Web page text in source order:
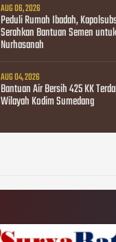
AUG 06, 2026
Peduli Rumah Ibadah,
Serahkan Bantuan Semen
Nurhasanah
AUG 04, 2026
Bantuan Air Bersih 425 KK
Wilayah Kodim Sumedang